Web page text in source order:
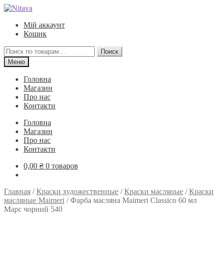
Перейти
навигации
Перейти
содержимому
Мій аккаунт
Кошик
Искать:
Поиск
Меню
Головна
Магазин
Про нас
Контакти
Головна
Магазин
Про нас
Контакти
0,00 ₴ 0 товаров
Главная /Краски художественные /Краски масляные /Краски
масляные Maimeri /Фарба масляна Maimeri Classico 60 мл
Марс чорний 540